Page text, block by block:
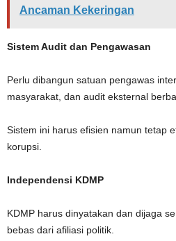
Ancaman Kekeringan
Sistem Audit dan Pengawasan
Perlu dibangun satuan pengawas
masyarakat, dan audit eksternal
Sistem ini harus efisien namun tetap
korupsi.
Independensi KDMP
KDMP harus dinyatakan dan dijaga
bebas dari afiliasi politik.